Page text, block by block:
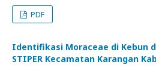
PDF
Identifikasi Moraceae di Kebun
STIPER Kecamatan Karangan